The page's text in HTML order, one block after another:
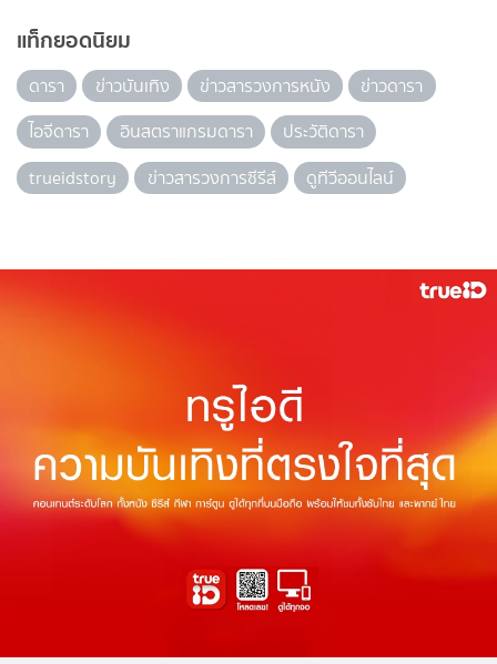
แท็กยอดนิยม
ดารา ข่าวบันเทิง ข่าวสารวงการหนัง
ข่าวดารา
ไอจีดารา
อินสตราแกรมดารา
ประวัติดารา
trueidstory
ข่าวสารวงการซีรีส์ ดูทีวีออนไลน์